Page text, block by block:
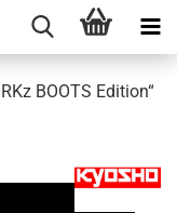
BOOTS Edition“